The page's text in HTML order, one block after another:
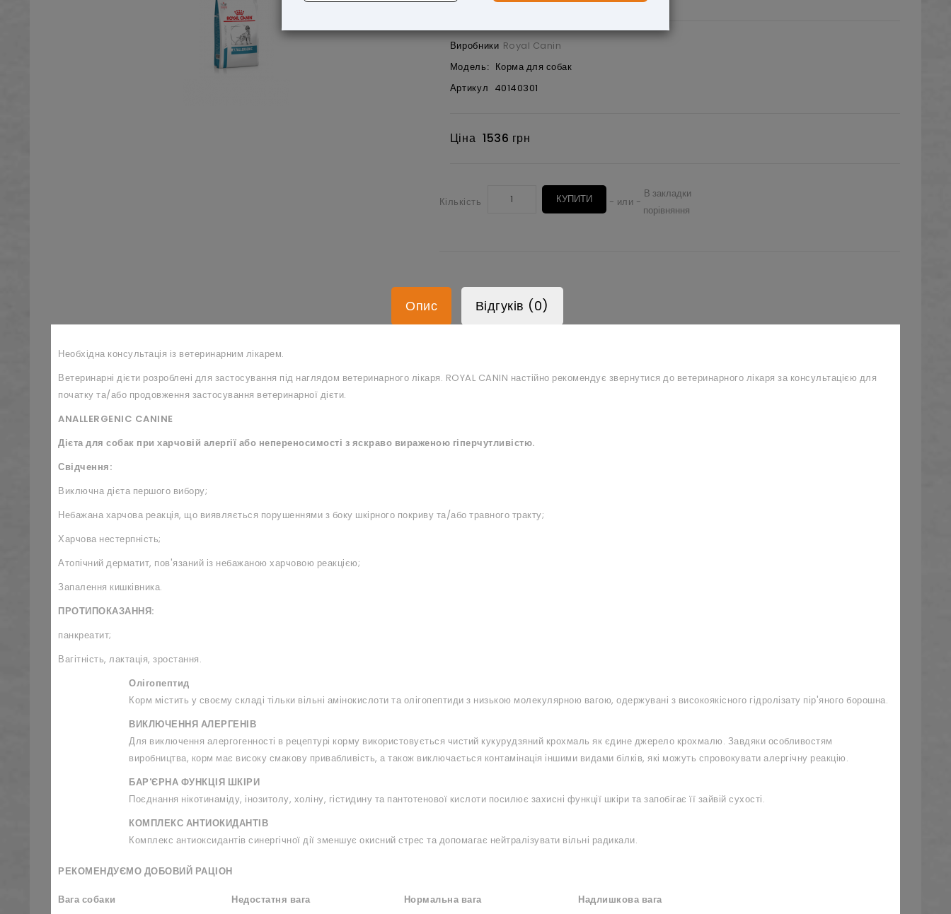
Виробники Royal Canin
Модель: Корма для собак
Артикул 40140301
Ціна 1536 грн
Кількість КУПИТИ - или -
В закладки
порівняння
Опис Відгуків (0)
Необхідна консультація із ветеринарним лікарем.
Ветеринарні дієти розроблені для застосування під наглядом ветеринарного лікаря. ROYAL CANIN настійно рекомендує звернутися до ветеринарного лікаря за консультацією для
початку та/або продовження застосування ветеринарної дієти.
ANALLERGENIC CANINE
Дієта для собак при харчовій алергії або непереносимості з яскраво вираженою гіперчутливістю.
Свідчення:
Виключна дієта першого вибору;
Небажана харчова реакція, що виявляється порушеннями з боку шкірного покриву та/або травного тракту;
Харчова нестерпність;
Атопічний дерматит, пов'язаний із небажаною харчовою реакцією;
Запалення кишківника.
ПРОТИПОКАЗАННЯ:
панкреатит;
Вагітність, лактація, зростання.
Олігопептид
Корм містить у своєму складі тільки вільні амінокислоти та олігопептиди з низькою молекулярною вагою, одержувані з високоякісного гідролізату пір'яного борошна.
ВИКЛЮЧЕННЯ АЛЕРГЕНІВ
Для виключення алергогенності в рецептурі корму використовується чистий кукурудзяний крохмаль як єдине джерело крохмалю. Завдяки особливостям
виробництва, корм має високу смакову привабливість, а також виключається контамінація іншими видами білків, які можуть спровокувати алергічну реакцію.
БАР'ЄРНА ФУНКЦІЯ ШКІРИ
Поєднання нікотинаміду, інозитолу, холіну, гістидину та пантотенової кислоти посилює захисні функції шкіри та запобігає її зайвій сухості.
КОМПЛЕКС АНТИОКИДАНТІВ
Комплекс антиоксидантів синергічної дії зменшує окисний стрес та допомагає нейтралізувати вільні радикали.
РЕКОМЕНДУЄМО ДОБОВИЙ РАЦІОН
Вага собаки Недостатня вага Нормальна вага Надлишкова вага